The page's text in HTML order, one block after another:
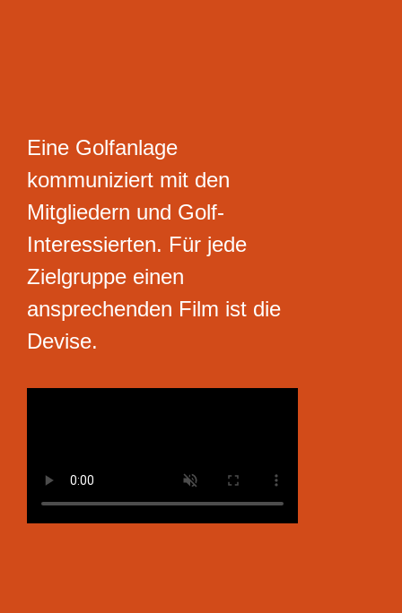
Eine Golfanlage
kommuniziert mit den
Mitgliedern und Golf-
Interessierten. Für jede
Zielgruppe einen
ansprechenden Film ist die
Devise.